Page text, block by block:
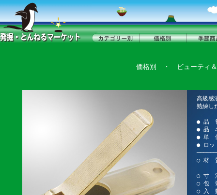
価格別 ・ ビューティ
高級感
熟練し
● 品
● 品
● 単
● ロッ
○ 材
○ 寸
○ 包
○ 入